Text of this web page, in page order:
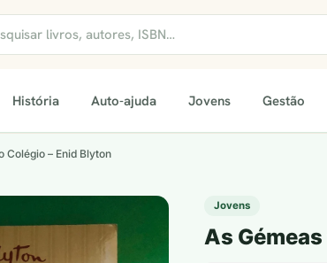
História Auto-ajuda Jovens Gestão
Colégio – Enid Blyton
Jovens
As